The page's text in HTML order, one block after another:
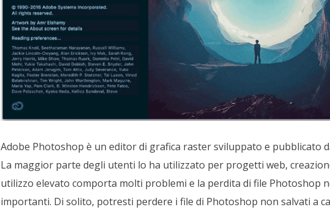
Adobe Photoshop è un editor di grafica raster sviluppato e pubblicato
La maggior parte degli utenti lo ha utilizzato per progetti web,
utilizzo elevato comporta molti problemi e la perdita di file Photoshop
importanti. Di solito, potresti perdere i file di Photoshop non salvati a